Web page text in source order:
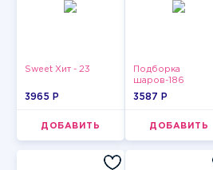
Sweet Хит - 23
3965 P
ДОБАВИТЬ
Подборка
шаров-186
3587 P
ДОБАВИТЬ